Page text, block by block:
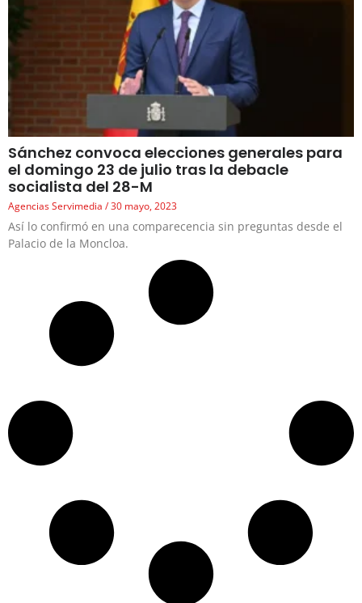
Sánchez convoca elecciones generales para
el domingo 23 de julio tras la debacle
socialista del 28-M
Agencias Servimedia 30 mayo, 2023
Así lo confirmó en una comparecencia sin preguntas desde el
Palacio de la Moncloa.